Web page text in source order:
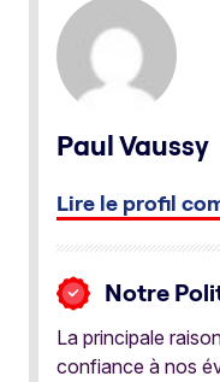
Paul Vaussy
Lire le profil
Notre
La principale
confiance à nos